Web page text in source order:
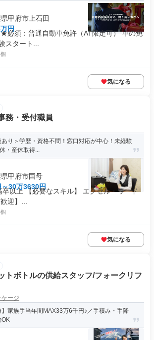
甲府市上石田
円
必須：普通自動車免許（AT限定可） 車の免
スタート...
気になる
務・受付職員
あり＞学歴・資格不問！窓口対応が中心！未経験
・産休取得...
甲府市国母
30万3630円
卒以上 【必要なスキル】 エクセル・ワード
迎】...
気になる
トボトルの供給スタッフ/フォークリフ
ージ
】家族手当年間MAX33万6千円♪／手積み・手降